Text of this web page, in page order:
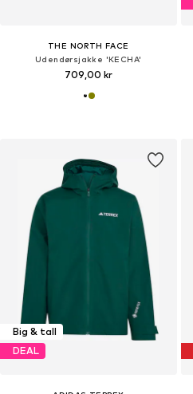
THE NORTH FACE
Udendørsjakke 'KECHA'
709,00 kr
Big & tall
DEAL